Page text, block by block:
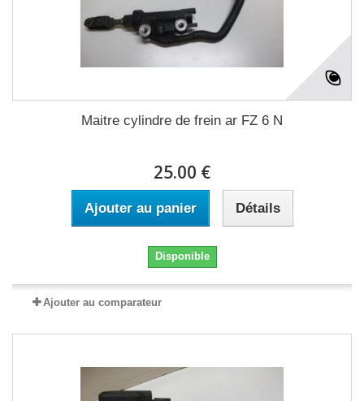
Maitre cylindre de frein ar FZ 6 N
25.00 €
Ajouter au panier Détails
Disponible
Ajouter au comparateur